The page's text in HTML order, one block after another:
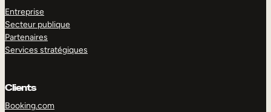
Entreprise
Secteur publique
Partenaires
Services stratégiques
Clients
Booking.com